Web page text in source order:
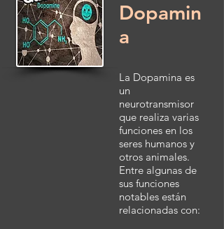
Dopamin
a
La Dopamina es
un
neurotransmisor
que realiza varias
funciones en los
seres humanos y
otros animales.
Entre algunas de
sus funciones
notables están
relacionadas con: